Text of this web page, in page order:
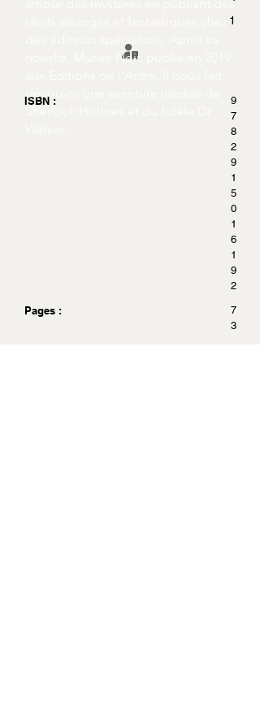
1
ISBN :
9
7
8
2
9
1
5
0
1
6
1
9
2
Pages :
7
3
amour des mystères en publiant des
novella, Musée Noir, publié en 2019
découvrir une aventure inédite de